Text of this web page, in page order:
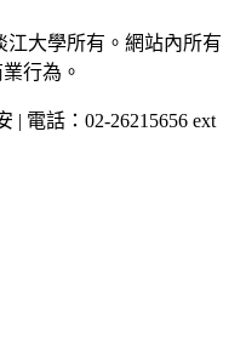
江大學所有。網站內所有
行為。
| 電話：02-26215656 ext